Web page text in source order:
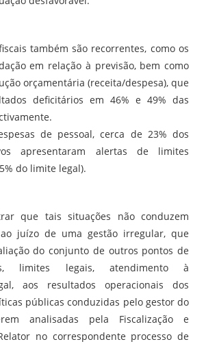
também são recorrentes, como os
em relação à previsão, bem como
orçamentária (receita/despesa), que
deficitários em 46% e 49% das
de pessoal, cerca de 23% dos
apresentaram alertas de limites
do limite legal).
que tais situações não conduzem
ao juízo de uma gestão irregular, que
do conjunto de outros pontos de
limites legais, atendimento à
aos resultados operacionais dos
públicas conduzidas pelo gestor do
analisadas pela Fiscalização e
no correspondente processo de